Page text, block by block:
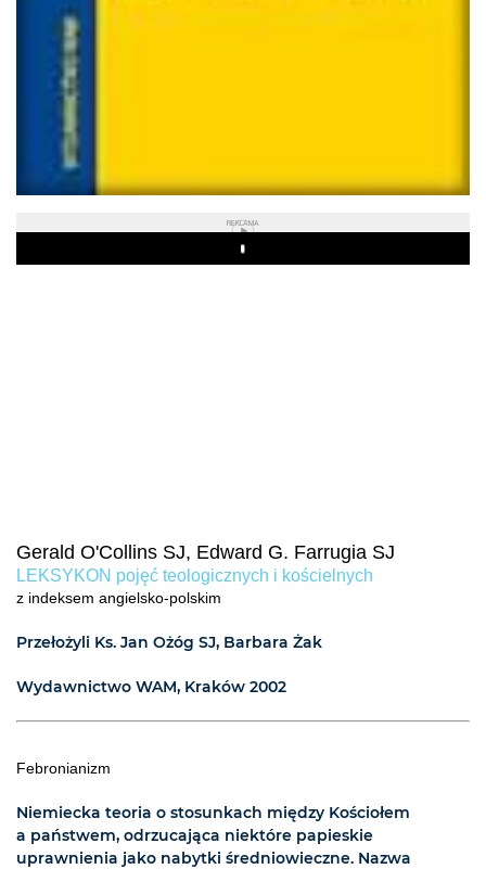
REKLAMA
Play
Gerald O'Collins SJ, Edward G. Farrugia SJ
LEKSYKON pojęć teologicznych i kościelnych
z indeksem angielsko-polskim
Przełożyli Ks. Jan Ożóg SJ, Barbara Żak
Wydawnictwo WAM, Kraków 2002
Febronianizm
Niemiecka teoria o stosunkach między Kościołem
a państwem, odrzucająca niektóre papieskie
uprawnienia jako nabytki średniowieczne. Nazwa